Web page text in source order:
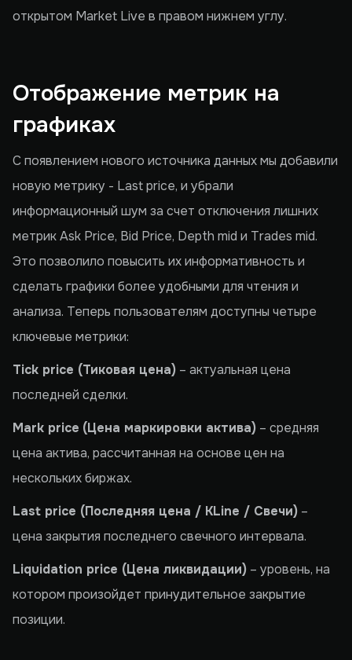
открытом Market Live в правом нижнем углу.
Отображение метрик на
графиках
С появлением нового источника данных мы добавили
новую метрику - Last price, и убрали
информационный шум за счет отключения лишних
метрик Ask Price, Bid Price, Depth mid и Trades mid.
Это позволило повысить их информативность и
сделать графики более удобными для чтения и
анализа. Теперь пользователям доступны четыре
ключевые метрики:
Tick price (Тиковая цена) – актуальная цена
последней сделки.
Mark price (Цена маркировки актива) – средняя
цена актива, рассчитанная на основе цен на
нескольких биржах.
Last price (Последняя цена / KLine / Свечи) –
цена закрытия последнего свечного интервала.
Liquidation price (Цена ликвидации) – уровень, на
котором произойдет принудительное закрытие
позиции.